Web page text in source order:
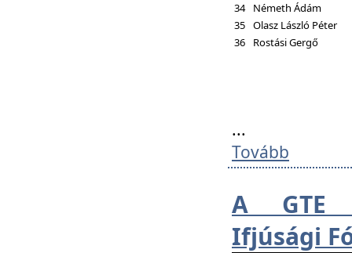
34
Németh Ádám
35 Olasz László Péter
36
Rostási Gergő
...
Tovább
A GTE
Ifjúsági